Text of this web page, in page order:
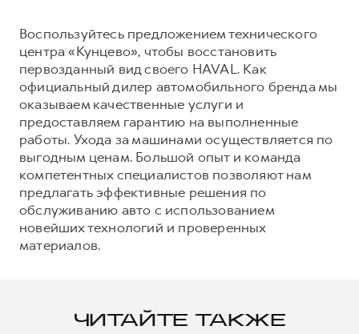
Воспользуйтесь предложением технического
центра «Кунцево», чтобы восстановить
первозданный вид своего HAVAL. Как
официальный дилер автомобильного бренда мы
оказываем качественные услуги и
предоставляем гарантию на выполненные
работы. Ухода за машинами осуществляется по
выгодным ценам. Большой опыт и команда
компетентных специалистов позволяют нам
предлагать эффективные решения по
обслуживанию авто с использованием
новейших технологий и проверенных
материалов.
ЧИТАЙТЕ ТАКЖЕ